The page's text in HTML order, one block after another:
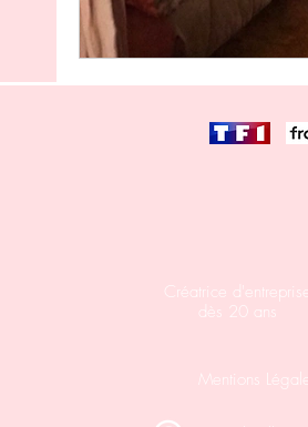
Créatrice d'entreprise
dès 20 ans
Mentions Légales